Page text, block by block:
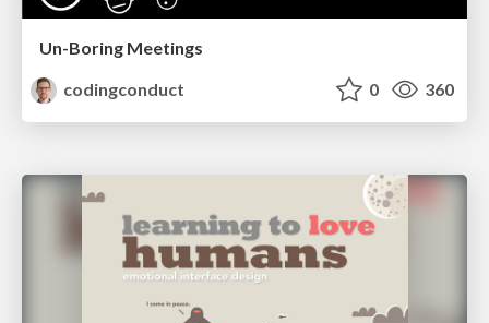
Un-Boring Meetings
codingconduct
0 360